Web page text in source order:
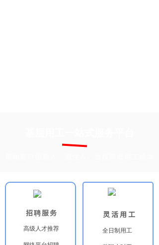
灵活用工
全日制用工
招聘服务
高级人才推荐